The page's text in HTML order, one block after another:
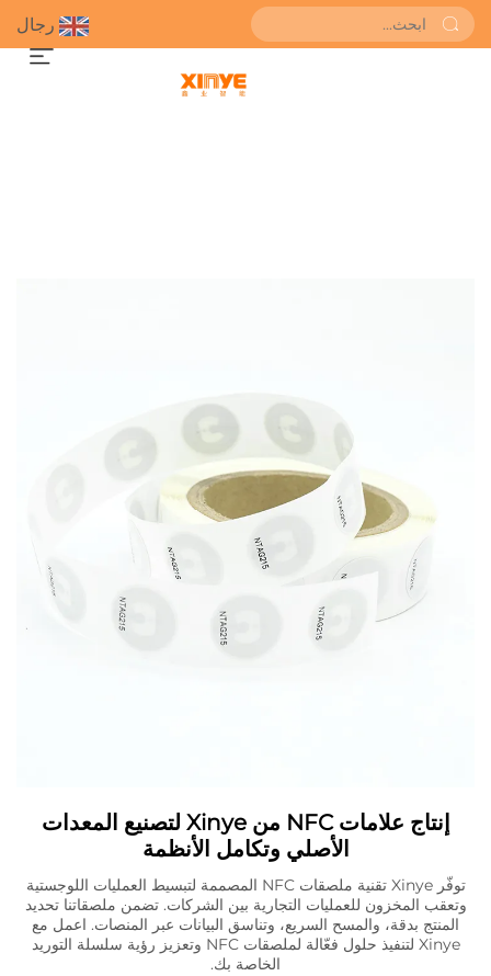
رجال
إنتاج علامات NFC من Xinye لتصنيع المعدات
الأصلي وتكامل الأنظمة
توفّر Xinye تقنية ملصقات NFC المصممة لتبسيط العمليات اللوجستية
وتعقب المخزون للعمليات التجارية بين الشركات. تضمن ملصقاتنا تحديد
المنتج بدقة، والمسح السريع، وتناسق البيانات عبر المنصات. اعمل مع
Xinye لتنفيذ حلول فعّالة لملصقات NFC وتعزيز رؤية سلسلة التوريد
الخاصة بك.